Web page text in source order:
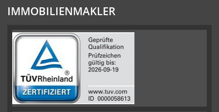
IMMOBILIENMAKLER